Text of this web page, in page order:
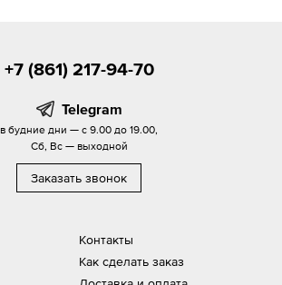
Контакты
Как сделать заказ
+7 (861) 217-94-70
Telegram
в будние дни — с 9.00 до 19.00,
Сб, Вс — выходной
Заказать звонок